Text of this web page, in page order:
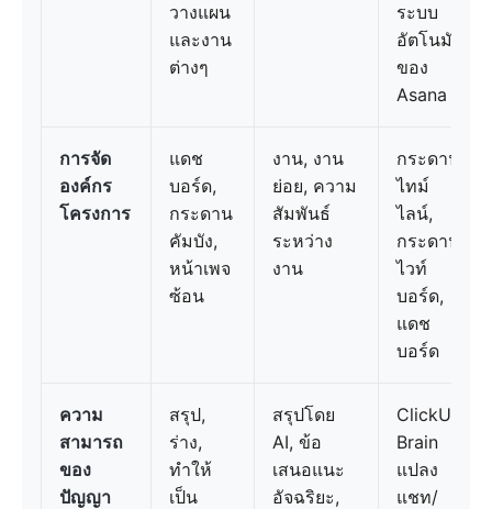
วางแผน
และงาน
ต่างๆ
ระบบ
อัตโนมัติ
ของ
Asana
การจัด
องค์กร
โครงการ
แดช
บอร์ด,
กระดาน
คัมบัง,
หน้าเพจ
ซ้อน
งาน, งาน
ย่อย, ความ
สัมพันธ์
ระหว่าง
งาน
กระดาน,
ไทม์
ไลน์,
กระดาน
ไวท์
บอร์ด,
แดช
บอร์ด
ความ
สามารถ
ของ
ปัญญา
สรุป,
ร่าง,
ทำให้
เป็น
สรุปโดย
AI, ข้อ
เสนอแนะ
อัจฉริยะ,
ClickUp
Brain
แปลง
แชท/